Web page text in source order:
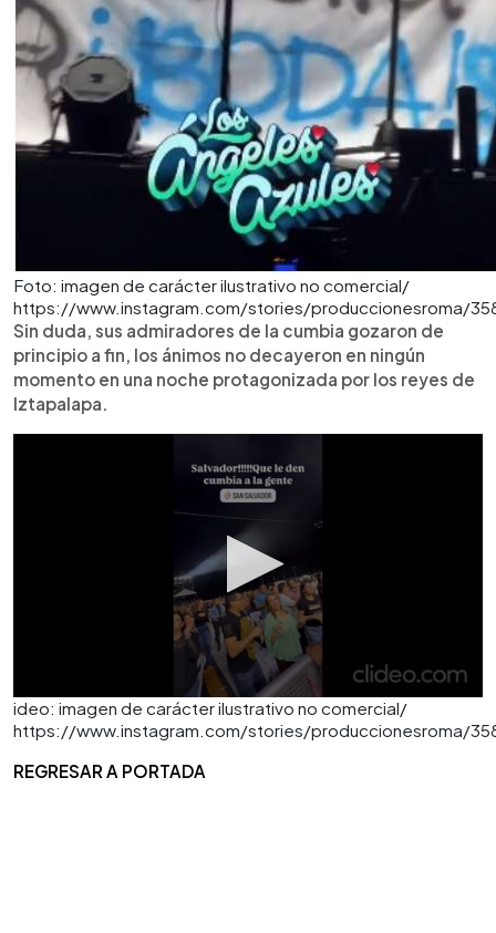
Foto: imagen de carácter ilustrativo no comercial/
https://www.instagram.com/stories/produccionesroma/
Sin duda, sus admiradores de la cumbia gozaron de
principio a fin, los ánimos no decayeron en ningún
momento en una noche protagonizada por los reyes de
Iztapalapa.
ideo: imagen de carácter ilustrativo no comercial/
https://www.instagram.com/stories/produccionesroma/
REGRESAR A PORTADA